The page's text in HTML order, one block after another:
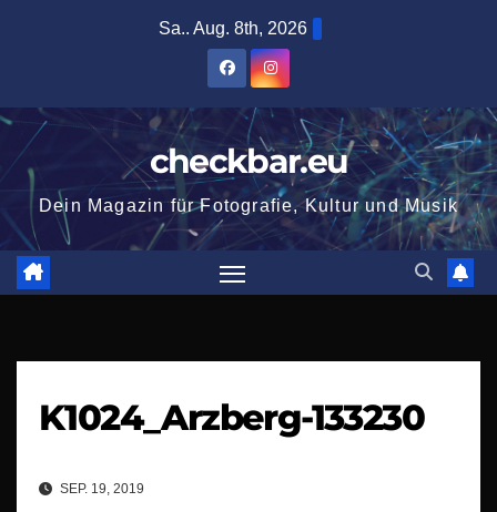
Sa.. Aug. 8th, 2026
checkbar.eu
Dein Magazin für Fotografie, Kultur und Musik
K1024_Arzberg-133230
SEP. 19, 2019